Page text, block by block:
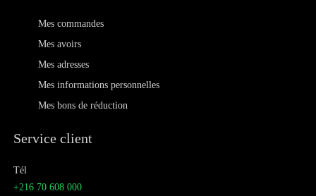
Mes commandes
Mes avoirs
Mes adresses
Mes informations personnelles
Mes bons de réduction
Service client
Tél
+216 70 608 000